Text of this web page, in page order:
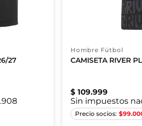
27
Hombre Fútbol
CAMISETA RIVER
$ 109.999
Sin impuestos
$